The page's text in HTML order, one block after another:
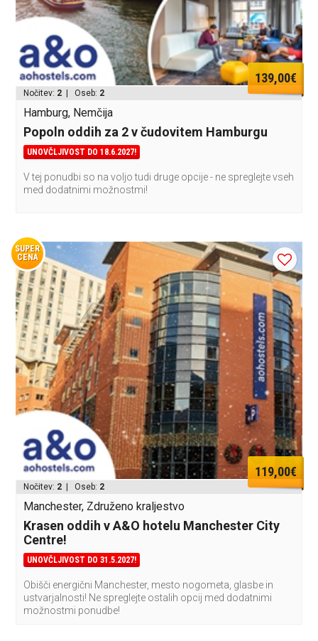
139,00€
Nočitev: 2 | Oseb: 2
Hamburg, Nemčija
Popoln oddih za 2 v čudovitem Hamburgu
UNOVČLJIVOST DO 18.6.2027!
V tej ponudbi so na voljo tudi druge opcije - ne spreglejte vseh
med dodatnimi možnostmi!
SUPER
CENA
119,00€
Nočitev: 2 | Oseb: 2
Manchester, Združeno kraljestvo
Krasen oddih v A&O hotelu Manchester City
Centre!
UNOVČLJIVOST DO 31.5.2027!
Obišči energični Manchester, mesto nogometa, glasbe in
ustvarjalnosti! Ne spreglejte ostalih opcij med dodatnimi
možnostmi ponudbe!